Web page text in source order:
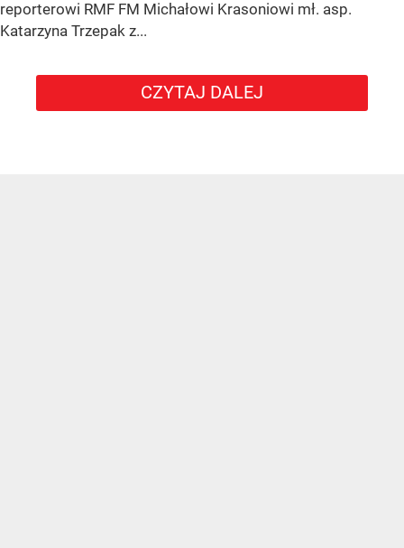
reporterowi RMF FM Michałowi Krasoniowi mł. asp.
Katarzyna Trzepak z...
CZYTAJ DALEJ